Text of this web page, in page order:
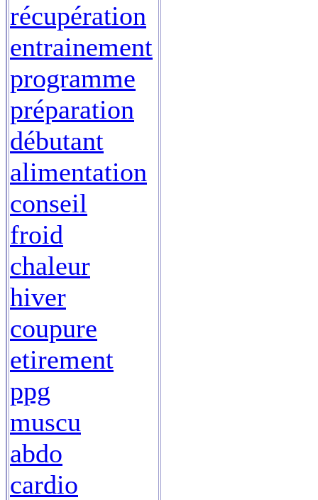
récupération
entrainement
programme
préparation
débutant
alimentation
conseil
froid
chaleur
hiver
coupure
etirement
ppg
muscu
abdo
cardio